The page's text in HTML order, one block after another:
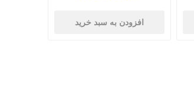
افزودن به سبد خرید